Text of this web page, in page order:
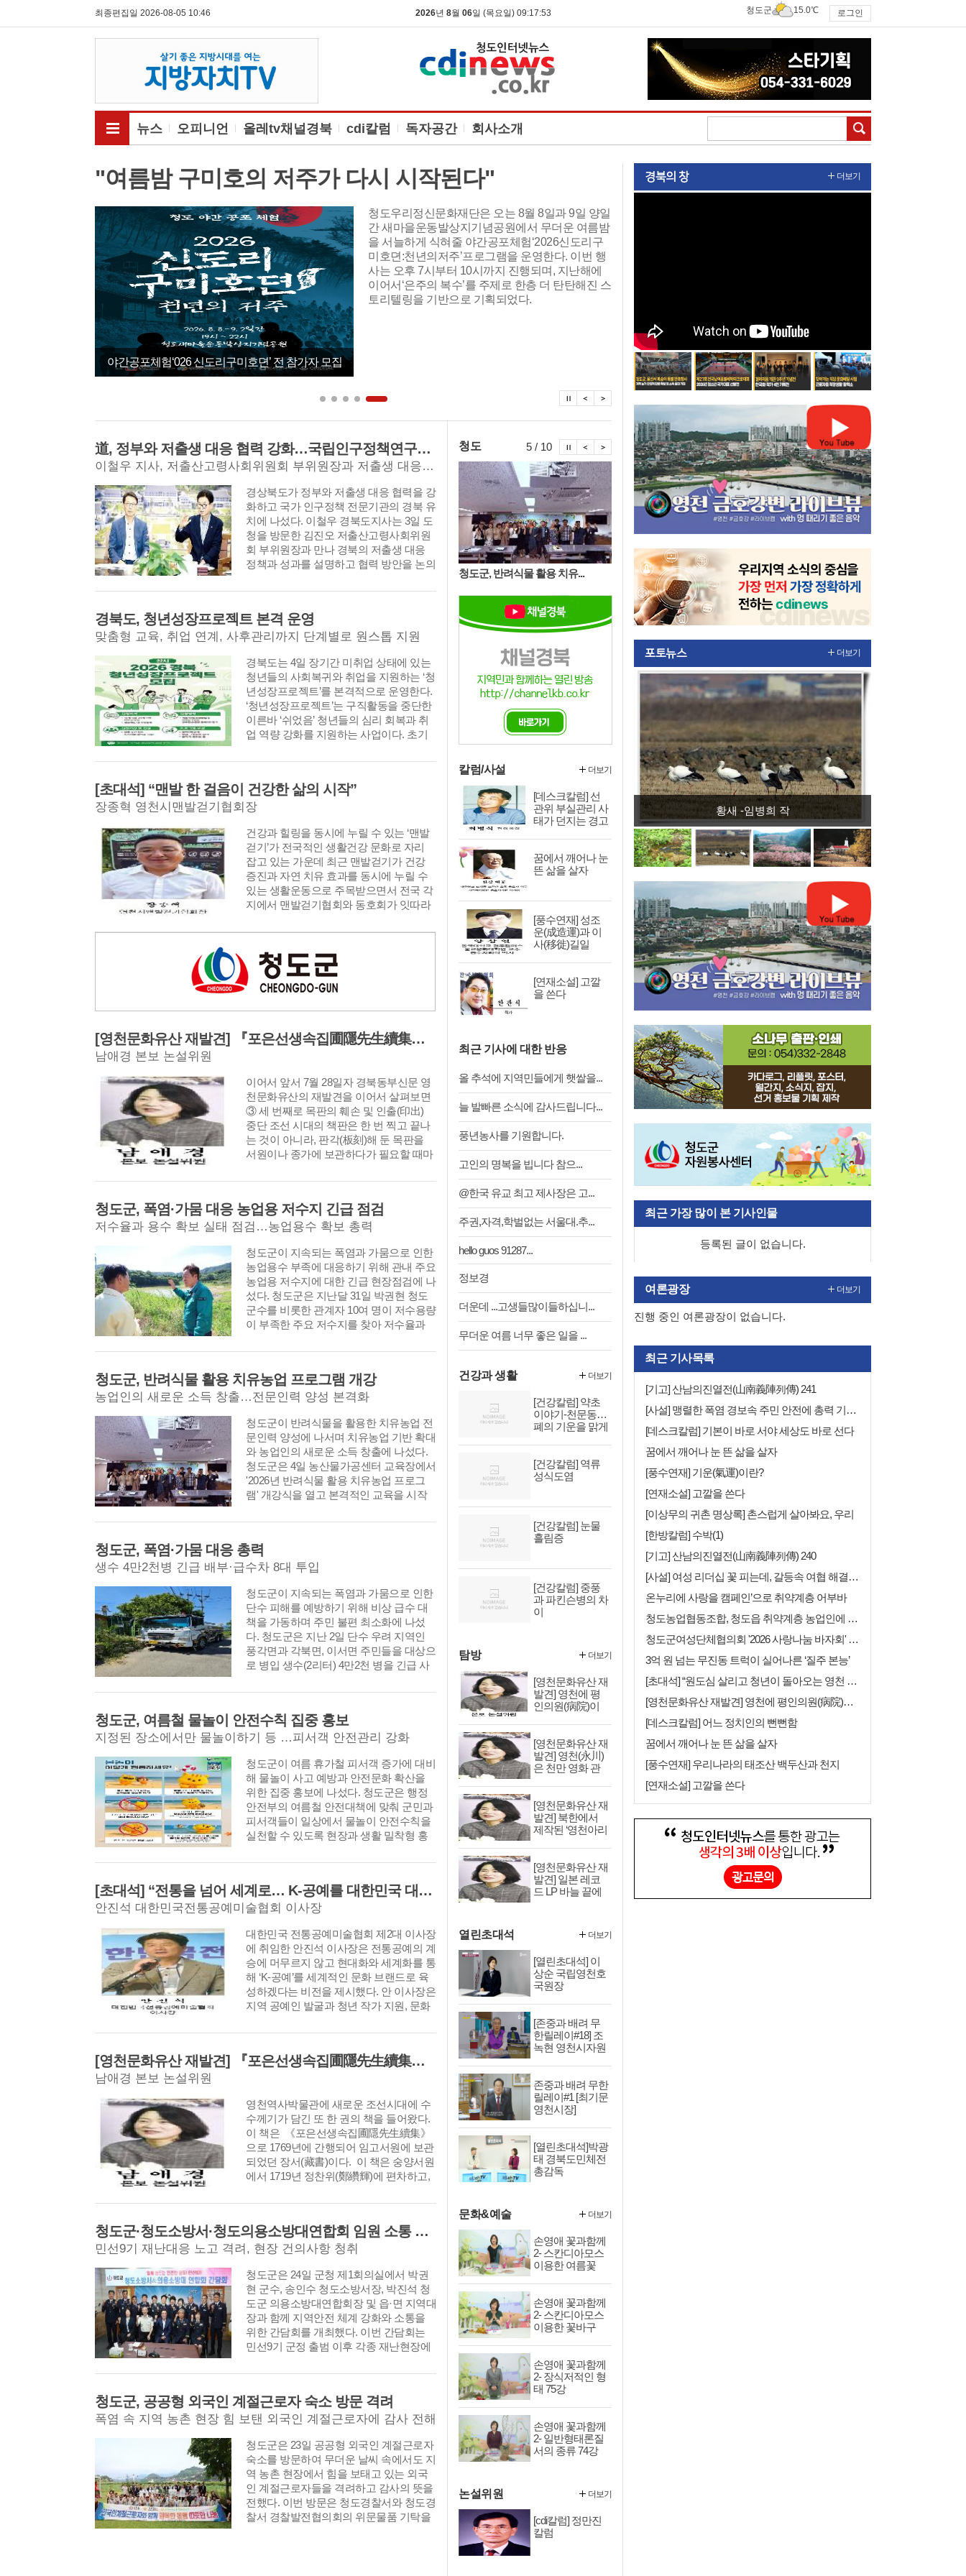
최종편집일 2026-08-05 10:46 2026년 8월 06일 (목요일) 09:17:54 청도군 15.0℃ 로그인
뉴스 오피니언 올레tv채널경북 cdi칼럼 독자공간 회사소개
전체메뉴보기
향후 군정 운영 방향을 담은 백서를 발간 청도군에 전달
​​​​​​​민선9기 청도군수직 인수위원회가 활동 성과와 향
후 군정 운영 방향을 담은 백서를 발간해 청도군에
전달했다. 청도군은 박권현 청도군수의 취임 준비
를 맡았던 민선9기 청도군수직 인수위원회(위원장
박종규)가 지난 4일 청도군청에서 백서 전달식을
가졌다고 밝혔다.
탑뉴스 이전보기
탑뉴스 정지
道, 정부와 저출생 대응 협력 강화…국립인구정책연구원 경북 유치 건의
이철우 지사, 저출산고령사회위원회 부위원장과 저출생 대응 논의
경상북도가 정부와 저출생 대응 협력을 강
화하고 국가 인구정책 전문기관의 경북 유
치에 나섰다. 이철우 경북도지사는 3일 도
청을 방문한 김진오 저출산고령사회위원
회 부위원장과 만나 경북의 저출생 대응
정책과 성과를 설명하고 협력 방안을 논의
책을 소개하며 국가 인구정책의 전문성과
연구원의 경북 설립을 건의했다.
경북도, 청년성장프로젝트 본격 운영
맞춤형 교육, 취업 연계, 사후관리까지 단계별로 원스톱 지원
경북도는 4일 장기간 미취업 상태에 있는
청년들의 사회복귀와 취업을 지원하는 ‘청
년성장프로젝트’를 본격적으로 운영한다.
‘청년성장프로젝트’는 구직활동을 중단한
이른바 ‘쉬었음’ 청년들의 심리 회복과 취
업 역량 강화를 지원하는 사업이다. 초기
사후관리까지 단계별로 원스톱 지원으로
경주, 김천, 구미, 영주, 영천, 상주, 문경,
의성 등 8개 시·군 청년센터를 거점으로 추
[초대석] “맨발 한 걸음이 건강한 삶의 시작”
장종혁 영천시맨발걷기협회장
건강과 힐링을 동시에 누릴 수 있는 ‘맨발
걷기’가 전국적인 생활건강 문화로 자리
잡고 있는 가운데 최근 맨발걷기가 건강
증진과 자연 치유 효과를 동시에 누릴 수
있는 생활운동으로 주목받으면서 전국 각
지에서 맨발걷기협회와 동호회가 잇따라
증진과 걷기문화 확산을 위한 영천시맨발
장종혁 회장은 “맨발걷기를 누구나 쉽게
즐길 수 있는 생활문화로 정착시키고 시민
들이 함께 건강과 행복을 만들어 가는 대
조성과 생활체육 활성화를 위해 힘쓰고 있
는 장종혁 회장을 만나 이야기를 들어봤
[영천문화유산 재발견] 『포은선생속집圃隱先生續集』은 우리나라에 왜 2책 밖에 없을까? (2)
남애경 본보 논설위원
이어서 앞서 7월 28일자 경북동부신문 영
천문화유산의 재발견을 이어서 살펴보면
③ 세 번째로 목판의 훼손 및 인출(印出)
중단 조선 시대의 책판은 한 번 찍고 끝나
는 것이 아니라, 판각(板刻)해 둔 목판을
서원이나 종가에 보관하다가 필요할 때마
년 간행 직후 목판이 바로 화재로 소실되
할 수 밖에 없는’ 특별한 이유를 가지게 된
다면 후속 인출(인쇄)이 끊기면 초기에 찍
간이 흐를수록 그 수는 기하급수적으로 줄
어든다. 인출(印出) 중단을 예상해 볼 수
있는 흔적을 포은속집의 문제점을 지적한
『포은선생속집변정록』에서 찾아 볼 수
있다. 9판 총론 조에 수록된 글에서 속집
간행의 연원을 살펴볼 수 있다.
청도군, 폭염·가뭄 대응 농업용 저수지 긴급 점검
저수율과 용수 확보 실태 점검…농업용수 확보 총력
​​​​​​​청도군이 지속되는 폭염과 가뭄으로 인한
농업용수 부족에 대응하기 위해 관내 주요
농업용 저수지에 대한 긴급 현장점검에 나
섰다. 청도군은 지난달 31일 박권현 청도
군수를 비롯한 관계자 10여 명이 저수용량
이 부족한 주요 저수지를 찾아 저수율과
청도군, 반려식물 활용 치유농업 프로그램 개강
농업인의 새로운 소득 창출…전문인력 양성 본격화
​​​​​​​청도군이 반려식물을 활용한 치유농업 전
문인력 양성에 나서며 치유농업 기반 확대
와 농업인의 새로운 소득 창출에 나섰다.
청도군은 4일 농산물가공센터 교육장에서
'2026년 반려식물 활용 치유농업 프로그
램' 개강식을 열고 본격적인 교육을 시작
청도군, 폭염·가뭄 대응 총력
생수 4만2천병 긴급 배부·급수차 8대 투입
​​​​​​​청도군이 지속되는 폭염과 가뭄으로 인한
단수 피해를 예방하기 위해 비상 급수 대
책을 가동하며 주민 불편 최소화에 나섰
다. 청도군은 지난 2일 단수 우려 지역인
풍각면과 각북면, 이서면 주민들을 대상으
로 병입 생수(2리터) 4만2천 병을 긴급 사
투입해 저수율 유지에 총력을 기울이고 있
청도군, 여름철 물놀이 안전수칙 집중 홍보
지정된 장소에서만 물놀이하기 등 …피서객 안전관리 강화
​​​​​​​청도군이 여름 휴가철 피서객 증가에 대비
해 물놀이 사고 예방과 안전문화 확산을
위한 집중 홍보에 나섰다. 청도군은 행정
안전부의 여름철 안전대책에 맞춰 군민과
피서객들이 일상에서 물놀이 안전수칙을
실천할 수 있도록 현장과 생활 밀착형 홍
[초대석] “전통을 넘어 세계로… K-공예를 대한민국 대표 문화브랜드로 키우겠습니다”
안진석 대한민국전통공예미술협회 이사장
대한민국 전통공예미술협회 제2대 이사장
에 취임한 안진석 이사장은 전통공예의 계
승에 머무르지 않고 현대화와 세계화를 통
해 ‘K-공예’를 세계적인 문화 브랜드로 육
성하겠다는 비전을 제시했다. 안 이사장은
지역 공예인 발굴과 청년 작가 지원, 문화
을 협회의 핵심 과제로 제시하며 “전통은
다”며 대한민국 전통공예의 새로운 도약을
[영천문화유산 재발견] 『포은선생속집圃隱先生續集』은 우리나라에 왜 2책 밖에 없을까?
남애경 본보 논설위원
영천역사박물관에 새로운 조선시대에 수
수께기가 담긴 또 한 권의 책을 들어왔다.
이 책은 《포은선생속집圃隱先生續集》
으로 1769년에 간행되어 임고서원에 보관
되었던 장서(藏書)이다. 이 책은 숭양서원
에서 1719년 정찬위(鄭纘輝)에 편차하고,
고 이를 홍계희(洪啟禧)가 다시 편차하고
선생속록≫을 저본으로 간행된 것으로 전
해진다. 포은선생속집은 1753년 士林 梅
(1692~1757)이 그 당시에 지역의 유림 사
회와 임고서원이 화합하여 정찬위(鄭纘
輝) 편차 본에 이후에 나온 시문을 편하고
등사하여 서원에 보관해 두었다. 그리고
15년 뒤인 1769년 봄, 임고서원 원장을 비
롯한 사림들의 의견을 모아 속집의 간행을
청도군·청도소방서·청도의용소방대연합회 임원 소통 간담회
민선9기 재난대응 노고 격려, 현장 건의사항 청취
​​​​​​​청도군은 24일 군청 제1회의실에서 박권
현 군수, 송인수 청도소방서장, 박진석 청
도군 의용소방대연합회장 및 읍·면 지역대
장과 함께 지역안전 체계 강화와 소통을
위한 간담회를 개최했다. 이번 간담회는
민선9기 군정 출범 이후 각종 재난현장에
온 소방공무원과 의용소방대원들의 노고
을 직접 수렴하기 위해 마련됐다.
청도군, 공공형 외국인 계절근로자 숙소 방문 격려
폭염 속 지역 농촌 현장 힘 보탠 외국인 계절근로자에 감사 전해
​​​​​​​청도군은 23일 공공형 외국인 계절근로자
숙소를 방문하여 무더운 날씨 속에서도 지
역 농촌 현장에서 힘을 보태고 있는 외국
인 계절근로자들을 격려하고 감사의 뜻을
전했다. 이번 방문은 청도경찰서와 청도경
찰서 경찰발전협의회의 위문물품 기탁을
청도
청도군수직 인수위 백서 발간... 청도군, 폭염·가뭄 대응 농... 청도군, 반려식물 활용 치유... 청도군, 폭염·가뭄 대응 총... 청도군, 여름철 물놀이 안전... "사계절 꽃피는 대체불가 청...
6 / 10 시정뉴스 이전보기
시정뉴스 다음보기
시정뉴스 정지
칼럼/사설
[데스크칼럼] 선
관위 부실관리 사
태가 던지는 경고
꿈에서 깨어나 눈
뜬 삶을 살자
[풍수연재] 성조
운(成造運)과 이
사(移徙)길일
[연재소설] 고깔
을 쓴다
더보기
최근 기사에 대한 반응
올 추석에 지역민들에게 햇쌀을...
늘 발빠른 소식에 감사드립니다...
풍년농사를 기원합니다.
고인의 명복을 빕니다 참으...
@한국 유교 최고 제사장은 고...
주권,자격,학벌없는 서울대.추...
hello guos 91287...
정보경
더운데 ...고생들많이들하십니...
무더운 여름 너무 좋은 일을 ...
건강과 생활
[건강칼럼] 약초
이야기-천문동…
폐의 기운을 맑게
[건강칼럼] 역류
성식도염
[건강칼럼] 눈물
흘림증
[건강칼럼] 중풍
과 파킨슨병의 차
이
더보기
탐방
[영천문화유산 재
발견] 영천에 평
인의원(病院)이
[영천문화유산 재
발견] 영천(永川)
은 천만 영화 관
[영천문화유산 재
발견] 북한에서
제작된 ‘영천아리
[영천문화유산 재
발견] 일본 레코
드 LP 바늘 끝에
더보기
열린초대석
[열린초대석] 이
상순 국립영천호
국원장
[존중과 배려 무
한릴레이#18] 조
녹현 영천시자원
존중과 배려 무한
릴레이#1 [최기문
영천시장]
[열린초대석]박광
태 경북도민체전
총감독
더보기
문화&예술
손영애 꽃과함께
2- 스칸디아모스
이용한 여름꽃
손영애 꽃과함께
2- 스칸디아모스
이용한 꽃바구
손영애 꽃과함께
2- 장식저적인 형
태 75강
손영애 꽃과함께
2- 일반형태론질
서의 종류 74강
더보기
논설위원
[cdi칼럼] 정만진
칼럼
더보기
경북의 창 더보기
포토뉴스
황새 -임병희 작
더보기
최근 가장 많이 본 기사인물
등록된 글이 없습니다.
여론광장
진행 중인 여론광장이 없습니다.
더보기
최근 기사목록
[기고] 산남의진열전(山南義陣列傳) 241
[사설] 맹렬한 폭염 경보속 주민 안전에 총력 기울여야
[데스크칼럼] 기본이 바로 서야 세상도 바로 선다
꿈에서 깨어나 눈 뜬 삶을 살자
[풍수연재] 기운(氣運)이란?
[연재소설] 고깔을 쓴다
[이상무의 귀촌 명상록] 촌스럽게 살아봐요, 우리
[한방칼럼] 수박(1)
[기고] 산남의진열전(山南義陣列傳) 240
[사설] 여성 리더십 꽃 피는데, 갈등속 여협 해결책 없나
온누리에 사랑을 캠페인’으로 취약계층 어부바
청도농업협동조합, 청도읍 취약계층 농업인에 농산물 꾸러미 지원
청도군여성단체협의회 '2026 사랑나눔 바자회' 개최
3억 원 넘는 무진동 트럭이 실어나른 ‘질주 본능’
[초대석] “원도심 살리고 청년이 돌아오는 영천 만들겠다”
[영천문화유산 재발견] 영천에 평인의원(病院)이 어디 있는기요?
[데스크칼럼] 어느 정치인의 뻔뻔함
꿈에서 깨어나 눈 뜬 삶을 살자
[풍수연재] 우리나라의 태조산 백두산과 천지
[연재소설] 고깔을 쓴다